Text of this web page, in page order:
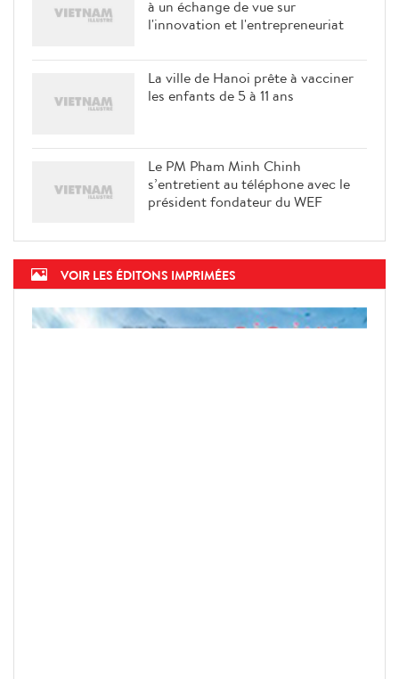
à un échange de vue sur
l'innovation et l'entrepreneuriat
La ville de Hanoi prête à vacciner
les enfants de 5 à 11 ans
Le PM Pham Minh Chinh
s’entretient au téléphone avec le
président fondateur du WEF
VOIR LES ÉDITONS IMPRIMÉES